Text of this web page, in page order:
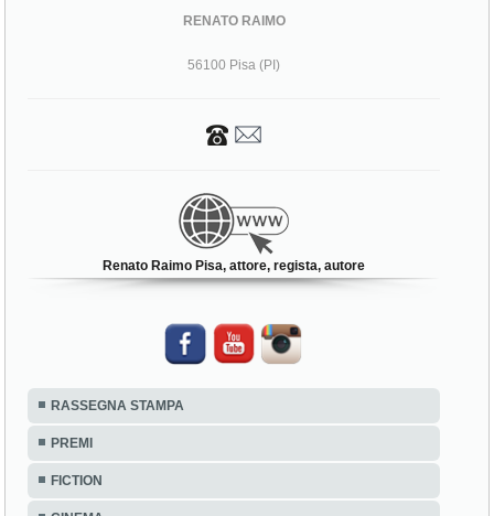
RENATO RAIMO
56100 Pisa (PI)
Renato Raimo Pisa, attore, regista, autore
RASSEGNA STAMPA
PREMI
FICTION